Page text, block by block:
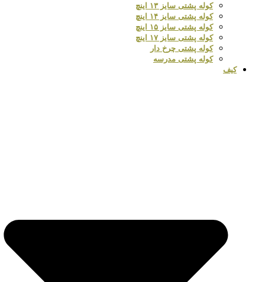
کوله پشتی سایز ۱۳ اینچ
کوله پشتی سایز ۱۴ اینچ
کوله پشتی سایز ۱۵ اینچ
کوله پشتی سایز ۱۷ اینچ
کوله پشتی چرخ دار
کوله پشتی مدرسه
کیف